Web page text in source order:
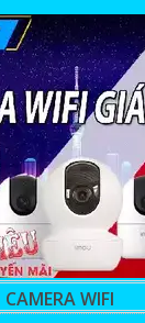
CAMERA WIFI